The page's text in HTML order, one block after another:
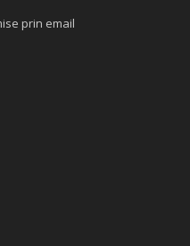
prin email